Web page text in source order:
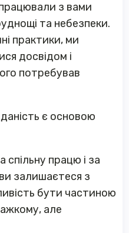
з вами
та небезпеки.
практики, ми
досвідом і
потребував
є основою
спільну працю і за
залишаєтеся з
бути частиною
але